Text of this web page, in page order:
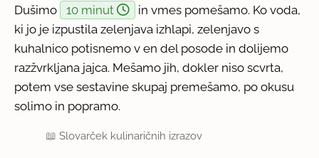
Dušimo
10 minut
in vmes pomešamo. Ko voda,
ki jo je izpustila zelenjava izhlapi, zelenjavo s
kuhalnico potisnemo v en del posode in dolijemo
razžvrkljana jajca. Mešamo jih, dokler niso scvrta,
potem vse sestavine skupaj premešamo, po okusu
solimo in popramo.
📖Slovarček kulinaričnih izrazov